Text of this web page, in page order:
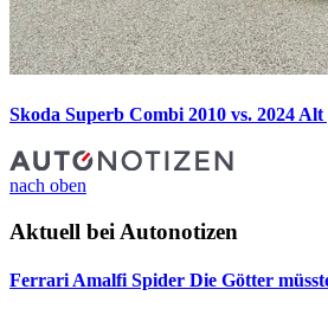
Skoda Superb Combi 2010 vs. 2024 Alt
nach oben
Aktuell bei Autonotizen
Ferrari Amalfi Spider Die Götter